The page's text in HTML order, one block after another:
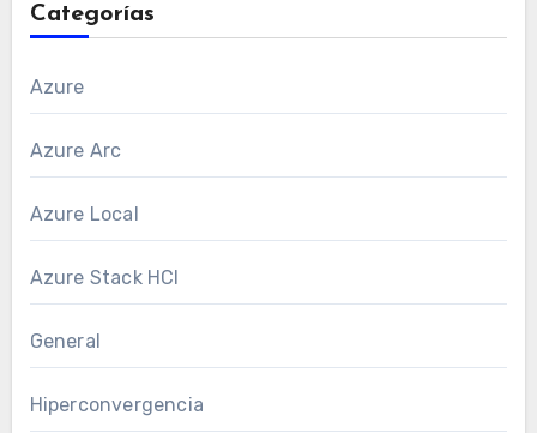
Categorías
Azure
Azure Arc
Azure Local
Azure Stack HCI
General
Hiperconvergencia